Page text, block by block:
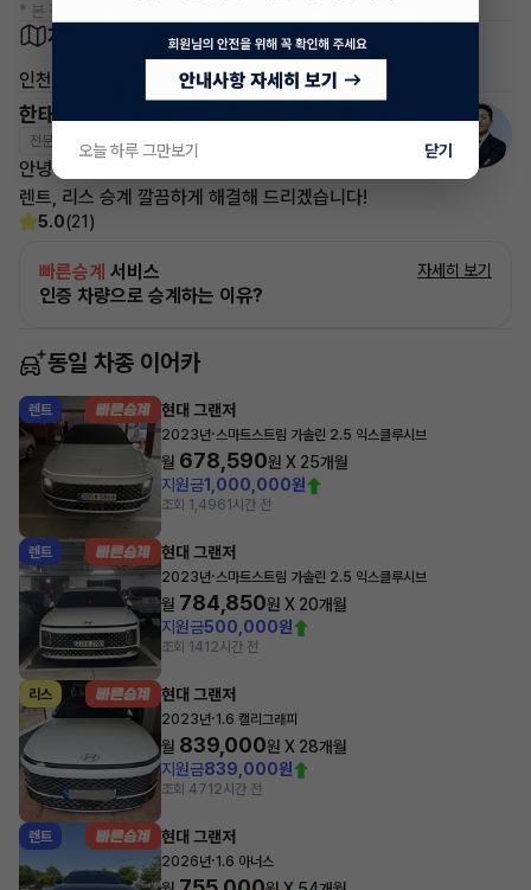
* 본 정보는 지자체마다 다를 수 있으니 실제 정보와 확인해 주세요.
차량 위치
인천 부평구
한태현 매니저
전문교육수료 자격인증완료
안녕하세요! 이어카 승계전문가 한태현입니다.
렌트, 리스 승계 깔끔하게 해결해 드리겠습니다!
5.0(21)
빠른승계 서비스
인증 차량으로 승계하는 이유?
자세히 보기
동일 차종 이어카
렌트 현대 그랜저
2023년·스마트스트림 가솔린 2.5 익스클루시브
월 678,590원 X 25개월
지원금1,000,000원
조회 1,4961시간 전
렌트 현대 그랜저
2023년·스마트스트림 가솔린 2.5 익스클루시브
월 784,850원 X 20개월
지원금500,000원
조회 1412시간 전
리스 현대 그랜저
2023년·1.6 캘리그래피
월 839,000원 X 28개월
지원금839,000원
조회 4712시간 전
렌트 현대 그랜저
2026년·1.6 아너스
오늘 하루 그만보기 닫기